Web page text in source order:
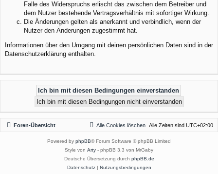
Falle des Widerspruchs erlischt das zwischen dem Betreiber und
dem Nutzer bestehende Vertragsverhältnis mit sofortiger Wirkung.
Die Änderungen gelten als anerkannt und verbindlich, wenn der
Nutzer den Änderungen zugestimmt hat.
Informationen über den Umgang mit deinen persönlichen Daten sind in der
Datenschutzerklärung enthalten.
Foren-Übersicht Alle Zeiten sind UTC+02:00
Alle Cookies löschen
Powered by phpBB® Forum Software © phpBB Limited
Style von Arty - phpBB 3.3 von MrGaby
Deutsche Übersetzung durch phpBB.de
Datenschutz| Nutzungsbedingungen